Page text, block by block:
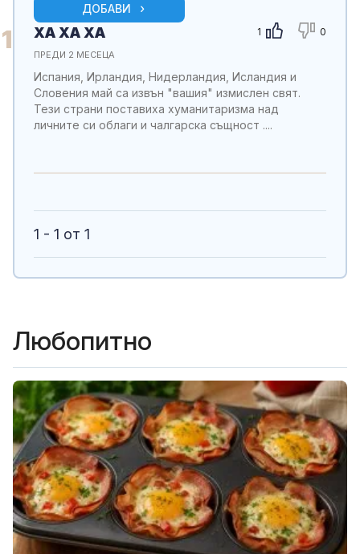
ДОБАВИ
1 1 0
ХА ХА ХА
ПРЕДИ 2 МЕСЕЦА
Испания, Ирландия, Нидерландия, Исландия и
Словения май са извън "вашия" измислен свят.
Тези страни поставиха хуманитаризма над
личните си облаги и чалгарска същност ....
1 - 1 от 1
Любопитно